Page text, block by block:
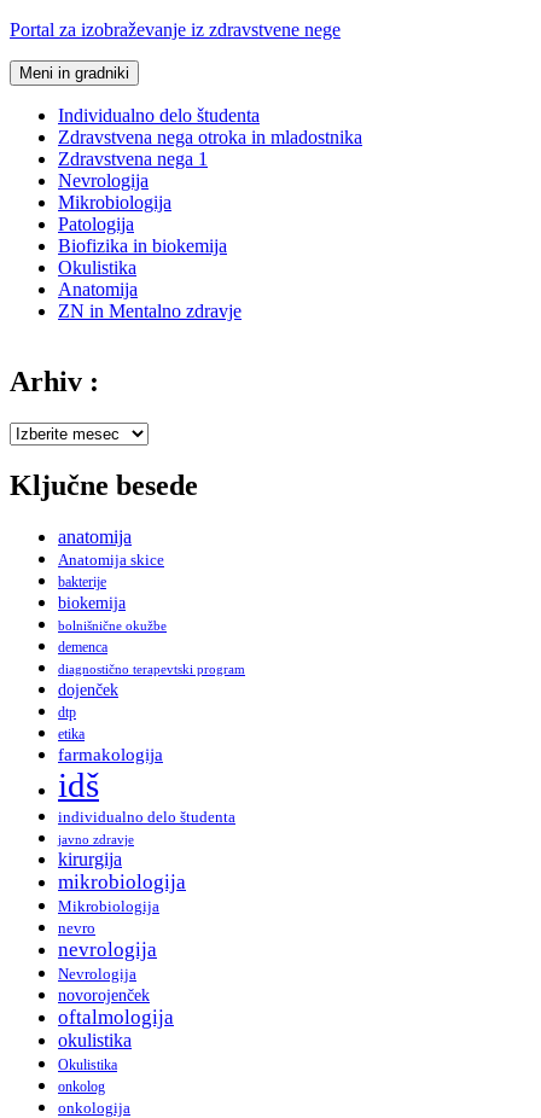
Preskoči
vsebino
Portal za izobraževanje iz zdravstvene nege
Meni in gradniki
Individualno delo študenta
Zdravstvena nega otroka in mladostnika
Zdravstvena nega 1
Nevrologija
Mikrobiologija
Patologija
Biofizika in biokemija
Okulistika
Anatomija
ZN in Mentalno zdravje
Arhiv :
Arhiv
Ključne besede
anatomija
Anatomija skice
bakterije
biokemija
bolnišnične okužbe
demenca
diagnostično terapevtski program
dojenček
dtp
etika
farmakologija
idš
individualno delo študenta
javno zdravje
kirurgija
mikrobiologija
Mikrobiologija
nevro
nevrologija
Nevrologija
novorojenček
oftalmologija
okulistika
Okulistika
onkolog
onkologija